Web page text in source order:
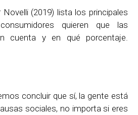
(2019) lista los principales
quieren que las
cuenta y en qué porcentaje.
concluir que sí, la gente está
sociales, no importa si eres